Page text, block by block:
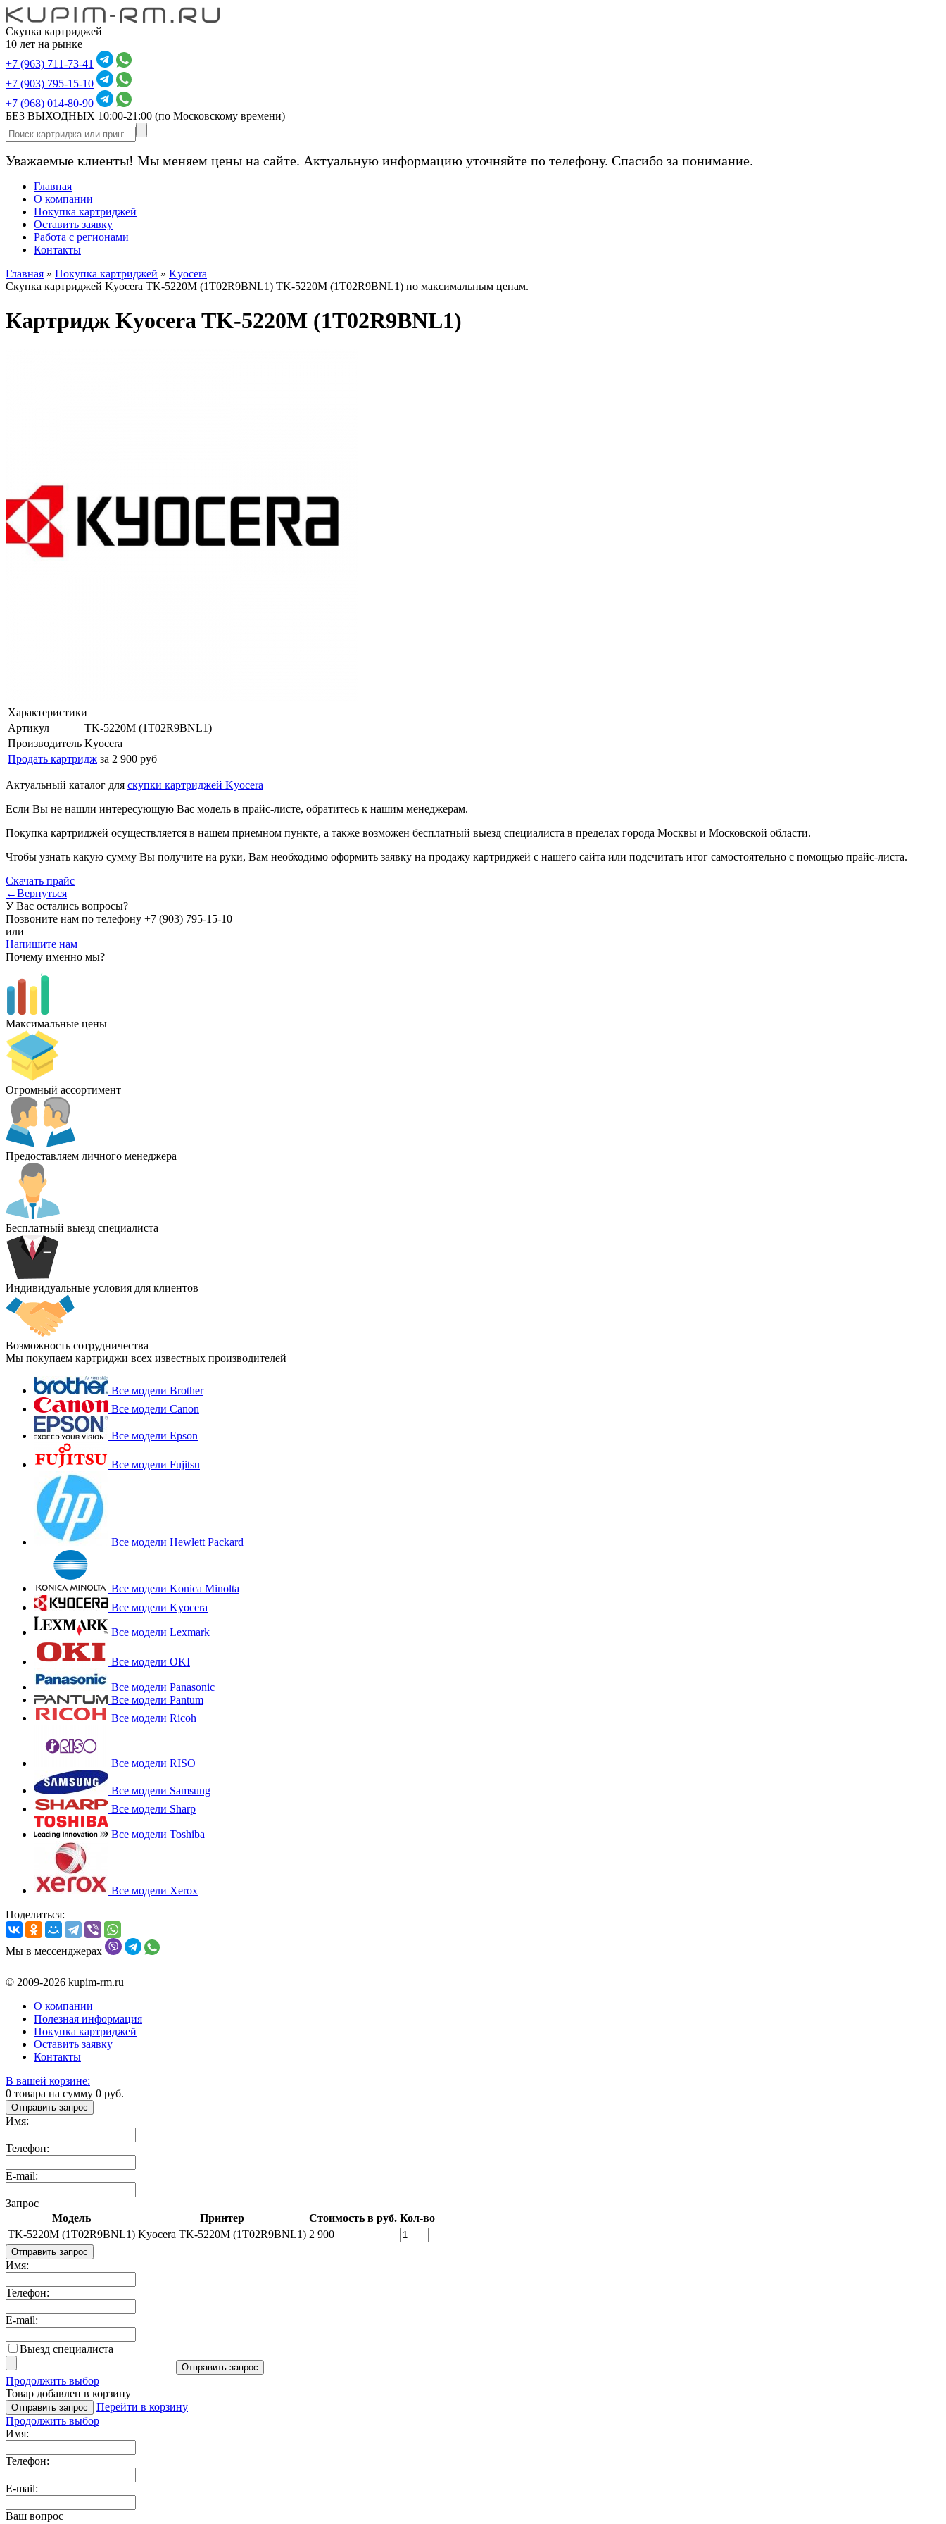
Скупка картриджей
10 лет на рынке
+7 (963) 711-73-41
+7 (903) 795-15-10
+7 (968) 014-80-90
БЕЗ ВЫХОДНЫХ 10:00-21:00 (по Московскому времени)
Уважаемые клиенты! Мы меняем цены на сайте. Актуальную информацию уточняйте по телефону. Спасибо за понимание.
Главная
О компании
Покупка картриджей
Оставить заявку
Работа с регионами
Контакты
Главная » Покупка картриджей » Kyocera
Скупка картриджей Kyocera TK-5220M (1T02R9BNL1) TK-5220M (1T02R9BNL1) по максимальным ценам.
Картридж Kyocera TK-5220M (1T02R9BNL1)
Характеристики
Артикул
TK-5220M (1T02R9BNL1)
Производитель Kyocera
Продать картридж за 2 900 руб
Актуальный каталог для скупки картриджей Kyocera
Если Вы не нашли интересующую Вас модель в прайс-листе, обратитесь к нашим менеджерам.
Покупка картриджей осуществляется в нашем приемном пункте, а также возможен бесплатный выезд специалиста в пределах города Москвы и Московской области.
Чтобы узнать какую сумму Вы получите на руки, Вам необходимо оформить заявку на продажу картриджей с нашего сайта или подсчитать итог самостоятельно с помощью прайс-листа.
Скачать прайс
←Вернуться
У Вас остались вопросы?
Позвоните нам по телефону +7 (903) 795-15-10
или
Напишите нам
Почему именно мы?
Максимальные цены
Огромный ассортимент
Предоставляем личного менеджера
Бесплатный выезд специалиста
Индивидуальные условия для клиентов
Возможность сотрудничества
Мы покупаем картриджи всех известных производителей
Все модели Brother
Все модели Canon
Все модели Epson
Все модели Fujitsu
Все модели Hewlett Packard
Все модели Konica Minolta
Все модели Kyocera
Все модели Lexmark
Все модели OKI
Все модели Panasonic
Все модели Pantum
Все модели Ricoh
Все модели RISO
Все модели Samsung
Все модели Sharp
Все модели Toshiba
Все модели Xerox
Поделиться:
Мы в мессенджерах
© 2009-2026 kupim-rm.ru
О компании
Полезная информация
Покупка картриджей
Оставить заявку
Контакты
В вашей корзине:
0 товара на сумму 0 руб.
Отправить запрос
Имя:
Телефон:
E-mail:
Запрос
Модель
Принтер Стоимость в руб. Кол-во
TK-5220M (1T02R9BNL1) Kyocera TK-5220M (1T02R9BNL1) 2 900
Отправить запрос
Имя:
Телефон:
E-mail:
Выезд специалиста
Отправить запрос
Продолжить выбор
Товар добавлен в корзину
Отправить запрос
Перейти в корзину
Продолжить выбор
Имя:
Телефон:
E-mail:
Ваш вопрос